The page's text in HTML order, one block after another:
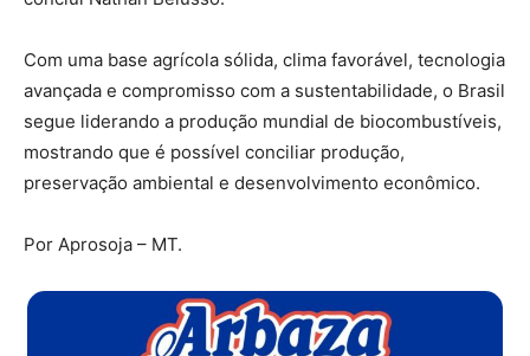
Com uma base agrícola sólida, clima favorável, tecnologia
avançada e compromisso com a sustentabilidade, o Brasil
segue liderando a produção mundial de biocombustíveis,
mostrando que é possível conciliar produção,
preservação ambiental e desenvolvimento econômico.
Por Aprosoja – MT.